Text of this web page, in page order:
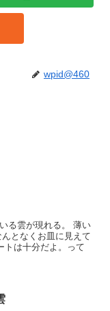
wpid@460
る雲が現れる。 薄い
となくお皿に見えて
トは十分だよ。って